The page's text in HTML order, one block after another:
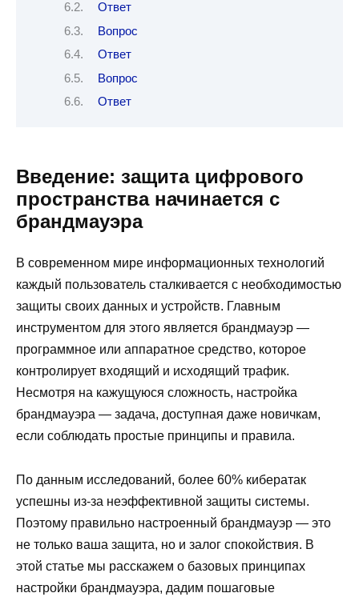
Ответ
Вопрос
Ответ
Вопрос
Ответ
Введение: защита цифрового
пространства начинается с
брандмауэра
В современном мире информационных технологий
каждый пользователь сталкивается с необходимостью
защиты своих данных и устройств. Главным
инструментом для этого является брандмауэр —
программное или аппаратное средство, которое
контролирует входящий и исходящий трафик.
Несмотря на кажущуюся сложность, настройка
брандмауэра — задача, доступная даже новичкам,
если соблюдать простые принципы и правила.
По данным исследований, более 60% кибератак
успешны из-за неэффективной защиты системы.
Поэтому правильно настроенный брандмауэр — это
не только ваша защита, но и залог спокойствия. В
этой статье мы расскажем о базовых принципах
настройки брандмауэра, дадим пошаговые